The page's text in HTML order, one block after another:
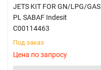
JETS KIT FOR GN/LPG/GAS
PL SABAF Indesit
C00114463
Под заказ
Цена по запросу